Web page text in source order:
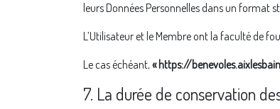
leurs Données Personnelles dans un
L’Utilisateur et le Membre ont la faculté de
Le cas échéant, « https://
7. La durée de conservation